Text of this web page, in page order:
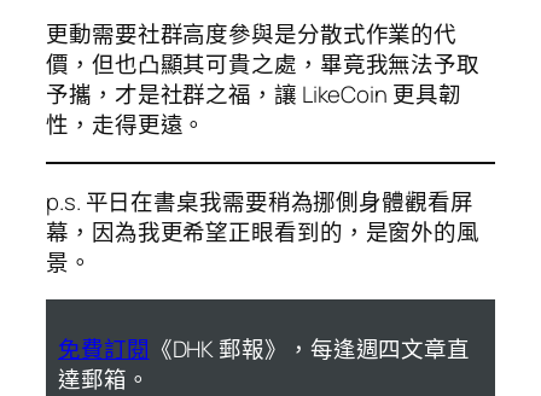
更動需要社群高度參與是分散式作業的代
價，但也凸顯其可貴之處，畢竟我無法予取
予攜，才是社群之福，讓 LikeCoin 更具韌
性，走得更遠。
p.s. 平日在書桌我需要稍為挪側身體觀看屏
幕，因為我更希望正眼看到的，是窗外的風
景。
免費訂閱 《DHK 郵報》，每逢週四文章直
達郵箱。